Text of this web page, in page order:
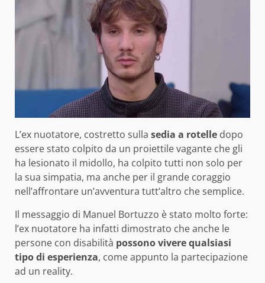
L’ex nuotatore, costretto sulla sedia a rotelle dopo
essere stato colpito da un proiettile vagante che gli
ha lesionato il midollo, ha colpito tutti non solo per
la sua simpatia, ma anche per il grande coraggio
nell’affrontare un’avventura tutt’altro che semplice.
Il messaggio di Manuel Bortuzzo è stato molto forte:
l’ex nuotatore ha infatti dimostrato che anche le
persone con disabilità possono vivere qualsiasi
tipo di esperienza, come appunto la partecipazione
ad un reality.